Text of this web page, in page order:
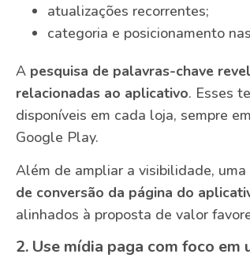
atualizações recorrentes;
categoria e posicionamento
A pesquisa de palavras-chave
relacionadas ao aplicativo. Esses
disponíveis em cada loja, sempre
Google Play.
Além de ampliar a visibilidade,
de conversão da página do
alinhados à proposta de valor
2. Use mídia paga com foco